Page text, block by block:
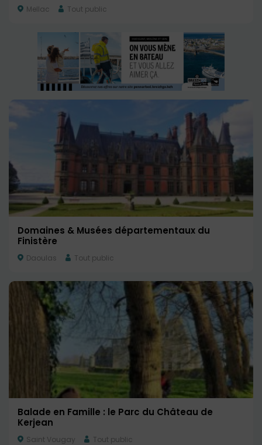
Mellac Tout public
Domaines & Musées départementaux du
Finistère
Daoulas Tout public
Balade en Famille : le Parc du Château de
Kerjean
Saint Vougay Tout public